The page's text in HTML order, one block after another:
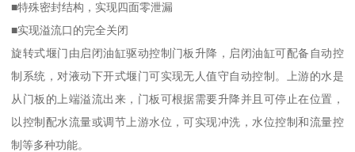
■特殊密封结构，实现四面零泄漏
■实现溢流口的完全关闭
旋转式堰门由启闭油缸驱动控制门板升降，启闭油缸可配备自动控
制系统，对液动下开式堰门可实现无人值守自动控制。上游的水是
从门板的上端溢流出来，门板可根据需要升降并且可停止在位置，
以控制配水流量或调节上游水位，可实现冲洗，水位控制和流量控
制等多种功能。